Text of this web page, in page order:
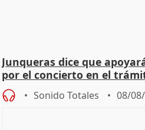
Junqueras dice que
por el concierto en el
Sonido Totales 08/